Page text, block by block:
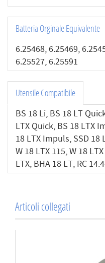
Batteria Orginale Equivalente
6.25468, 6.25469,
6.25527, 6.25591
Utensile Compatibile
BS 18 Li, BS 18 LT
LTX Quick, BS 18 LTX
18 LTX Impuls, SSD 18
W 18 LTX 115, W 18
LTX, BHA 18 LT, RC
Articoli collegati